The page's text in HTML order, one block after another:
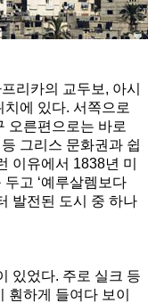
리카의 교두보, 아시
치에 있다. 서쪽으로
오른편으로는 바로
그리스 문화권과 쉽
이유에서 1838년 미
고 ‘예루살렘보다
발전된 도시 중 하나
있었다. 주로 실크 등
훤하게 들여다 보이